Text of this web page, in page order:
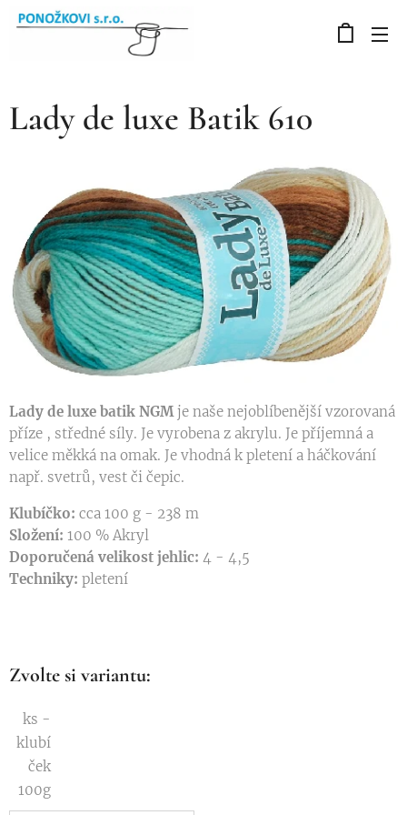
Lady de luxe Batik 610
Lady de luxe batik NGM je naše nejoblíbenější vzorovaná
příze , středné síly. Je vyrobena z akrylu. Je příjemná a
velice měkká na omak. Je vhodná k pletení a háčkování
např. svetrů, vest či čepic.
Klubíčko: cca 100 g - 238 m
Složení: 100 % Akryl
Doporučená velikost jehlic: 4 - 4,5
Techniky: pletení
Zvolte si variantu:
ks -
klubí
ček
100g